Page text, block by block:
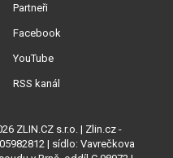
Partneři
Facebook
YouTube
RSS kanál
ZLIN.CZ s.r.o. | Zlin.cz -
| sídlo: Vavrečkova